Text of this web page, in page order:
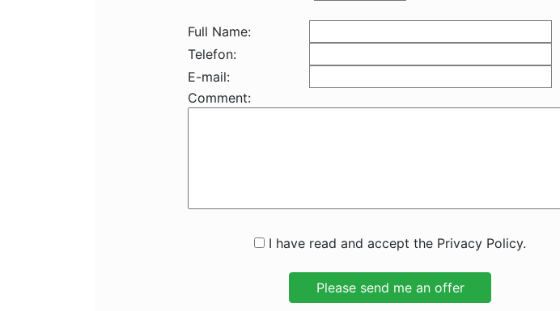
Full Name:
Telefon:
E-mail:
Comment:
I have read and accept the Privacy Policy.